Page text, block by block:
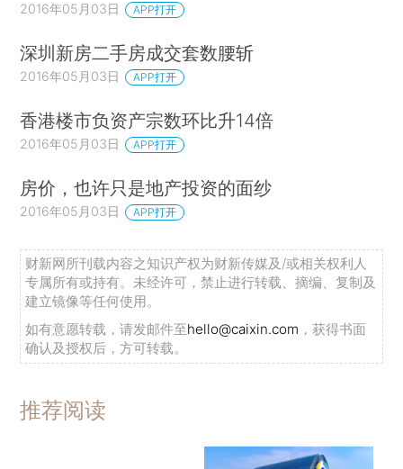
2016年05月03日 APP打开
深圳新房二手房成交套数腰斩
2016年05月03日 APP打开
香港楼市负资产宗数环比升14倍
2016年05月03日 APP打开
房价，也许只是地产投资的面纱
2016年05月03日 APP打开
财新网所刊载内容之知识产权为财新传媒及/或相关权利人
专属所有或持有。未经许可，禁止进行转载、摘编、复制及
建立镜像等任何使用。
如有意愿转载，请发邮件至hello@caixin.com ，获得书面
确认及授权后，方可转载。
推荐阅读